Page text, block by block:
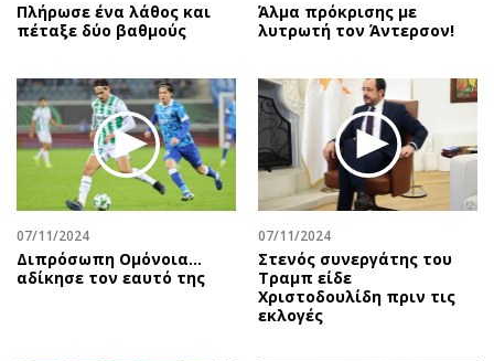
Πλήρωσε ένα λάθος και
πέταξε δύο βαθμούς
Άλμα πρόκρισης με
λυτρωτή τον Άντερσον!
07/11/2024
Διπρόσωπη Ομόνοια…
αδίκησε τον εαυτό της
07/11/2024
Στενός συνεργάτης του
Τραμπ είδε
Χριστοδουλίδη πριν τις
εκλογές